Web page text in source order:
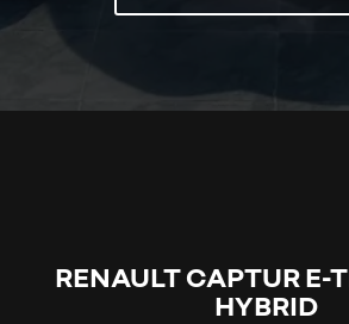
RENAULT CAPTUR E-
HYBRID